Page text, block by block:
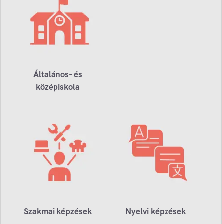
Általános- és
középiskola
Szakmai képzések Nyelvi képzések